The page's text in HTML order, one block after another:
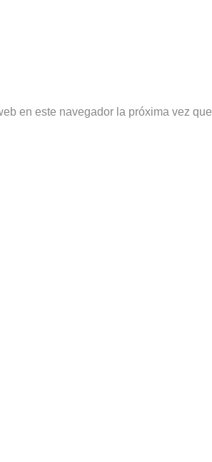
en este navegador la próxima vez que